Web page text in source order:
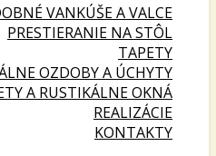
VANKÚŠE A VALCE
PRESTIERANIE NA STÔL
TAPETY
OZDOBY A ÚCHYTY
A RUSTIKÁLNE OKNÁ
REALIZÁCIE
KONTAKTY